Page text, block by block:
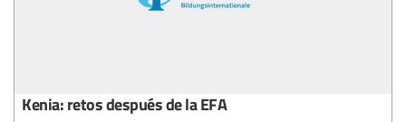
Kenia: retos después de la EFA